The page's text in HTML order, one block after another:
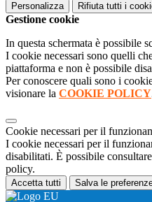
Personalizza Rifiuta tutti i
Gestione cookie
In questa schermata è possibile
I cookie necessari sono quelli
piattaforma e non è possibile
Per conoscere quali sono i
visionare la COOKIE POLICY
Cookie necessari per il
I cookie necessari per il
disabilitati. È possibile
policy.
Accetta tutti Salva le